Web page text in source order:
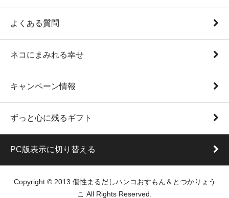
よくある質問
ネコにまみれる幸せ
キャンペーン情報
ずっと心に残るギフト
PC版表示に切り替える
Copyright © 2013 個性まるだしハンコおすもん＆とつかりょう
こ All Rights Reserved.